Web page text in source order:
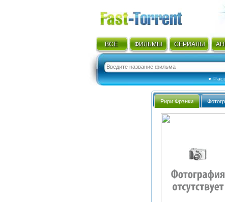
ВСЁ ФИЛЬМЫ СЕРИАЛЫ
●
Рири Фрэнки